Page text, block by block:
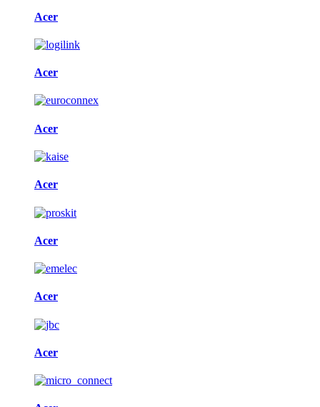
Acer
Acer
Acer
Acer
Acer
Acer
Acer